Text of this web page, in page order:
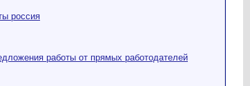
россия
работы от прямых работодателей